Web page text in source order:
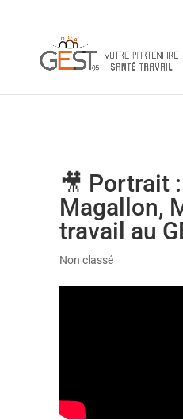
🎥 Portrait
Magallon,
travail au
Non classé